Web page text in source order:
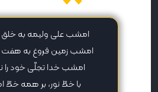
امشب علی ولیمه به
امشب زمین فروغ به
امشب خدا تجلّی خود
با خطّ نور، بر همه خطّ